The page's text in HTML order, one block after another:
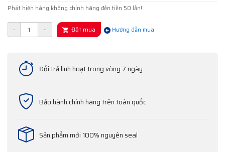
Phát hiện hàng không chính hãng đền tiền 50 lần!
- + Đặt mua Hướng dẫn mua
Đổi trả linh hoạt trong vòng 7 ngày
Bảo hành chính hãng trên toàn quốc
Sản phẩm mới 100% nguyên seal